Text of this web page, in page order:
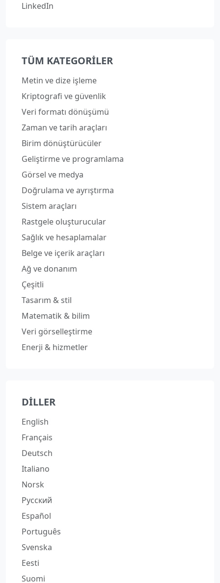
LinkedIn
TÜM KATEGORILER
Metin ve dize işleme
Kriptografi ve güvenlik
Veri formatı dönüşümü
Zaman ve tarih araçları
Birim dönüştürücüler
Geliştirme ve programlama
Görsel ve medya
Doğrulama ve ayrıştırma
Sistem araçları
Rastgele oluşturucular
Sağlık ve hesaplamalar
Belge ve içerik araçları
Ağ ve donanım
Çeşitli
Tasarım & stil
Matematik & bilim
Veri görselleştirme
Enerji & hizmetler
DILLER
English
Français
Deutsch
Italiano
Norsk
Русский
Español
Português
Svenska
Eesti
Suomi